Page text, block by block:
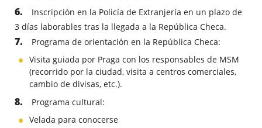
Inscripción en la Policía de Extranjería en un plazo de
3 días laborables tras la llegada a la República Checa.
Programa de orientación en la República Checa:
Visita guiada por Praga con los responsables de MSM
(recorrido por la ciudad, visita a centros comerciales,
cambio de divisas, etc.).
Programa cultural:
Velada para conocerse